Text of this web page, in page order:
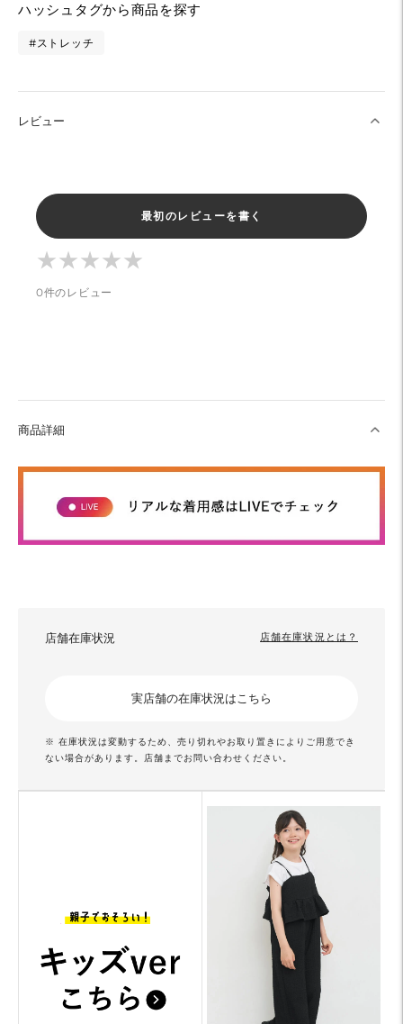
ー
ト
商
ハッシュタグから商品を探す
#ストレッチ
レビュー
最初のレビューを書く
★★★★★
★★★★★
0件のレビュー
商品詳細
店舗在庫状況 店舗在庫状況とは？
実店舗の在庫状況はこちら
※ 在庫状況は変動するため、売り切れやお取り置きによりご用意でき
ない場合があります。店舗までお問い合わせください。